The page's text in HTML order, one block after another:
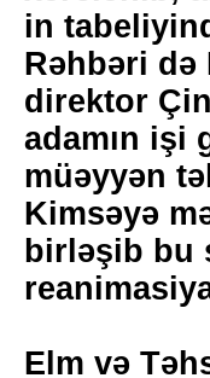
in
Rəhbəri də
direktor
adamın işi
müəyyən
Kimsəyə
birləşib bu
Elm və